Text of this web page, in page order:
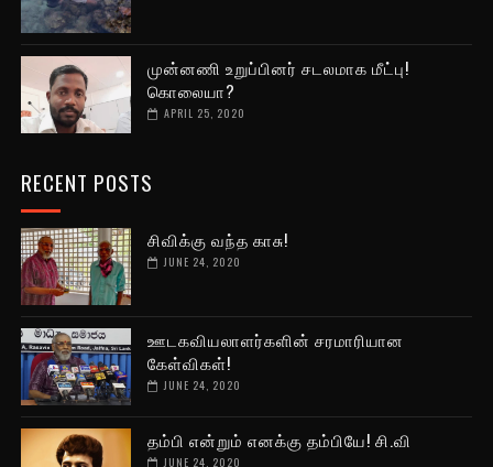
முன்னணி உறுப்பினர் சடலமாக மீட்பு!
கொலையா?
APRIL 25, 2020
RECENT POSTS
சிவிக்கு வந்த காசு!
JUNE 24, 2020
ஊடகவியலாளர்களின் சரமாரியான
கேள்விகள்!
JUNE 24, 2020
தம்பி என்றும் எனக்கு தம்பியே! சி.வி
JUNE 24, 2020